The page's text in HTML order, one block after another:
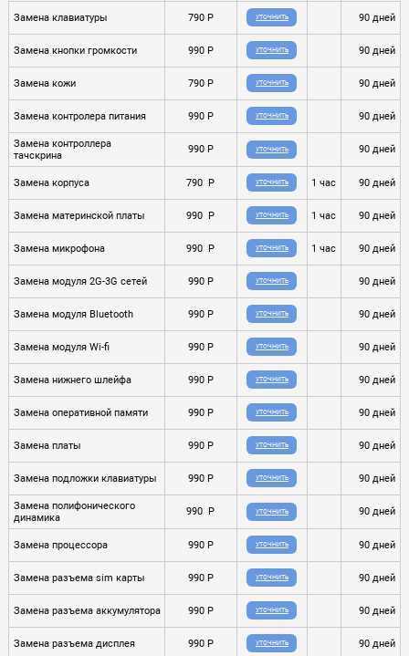
Замена клавиатуры 790 P УТОЧНИТЬ 90 дней
Замена кнопки громкости 990 P УТОЧНИТЬ 90 дней
Замена кожи 790 P УТОЧНИТЬ 90 дней
Замена контролера питания 990 P УТОЧНИТЬ 90 дней
Замена контроллера
тачскрина
990 P УТОЧНИТЬ 90 дней
Замена корпуса 790 P УТОЧНИТЬ 1 час 90 дней
Замена материнской платы 990 P УТОЧНИТЬ 1 час 90 дней
Замена микрофона 990 P УТОЧНИТЬ 1 час 90 дней
Замена модуля 2G-3G сетей 990 P УТОЧНИТЬ 90 дней
Замена модуля Bluetooth 990 P УТОЧНИТЬ 90 дней
Замена модуля Wi-fi 990 P УТОЧНИТЬ 90 дней
Замена нижнего шлейфа 990 P УТОЧНИТЬ 90 дней
Замена оперативной памяти 990 P УТОЧНИТЬ 90 дней
Замена платы 990 P УТОЧНИТЬ 90 дней
Замена подложки клавиатуры 990 P УТОЧНИТЬ 90 дней
Замена полифонического
динамика
990 P УТОЧНИТЬ 90 дней
Замена процессора 990 P УТОЧНИТЬ 90 дней
Замена разъема sim карты 990 P УТОЧНИТЬ 90 дней
Замена разъема аккумулятора 990 P УТОЧНИТЬ 90 дней
Замена разъема дисплея 990 P УТОЧНИТЬ 90 дней